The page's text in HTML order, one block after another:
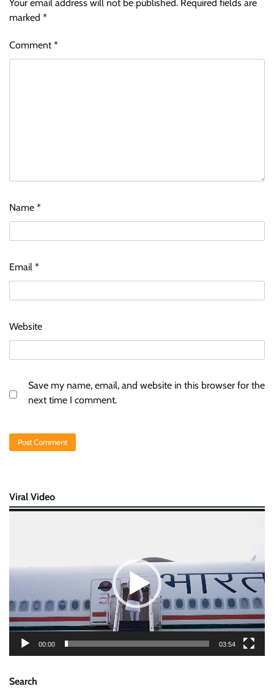
Your email address will not be published. Required fields are
marked *
Comment*
Name *
Email *
Website
Save my name, email, and website in this browser for the
next time I comment.
Viral Video
00:00 03:54
Search